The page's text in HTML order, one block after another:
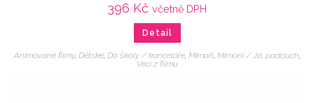
396 Kč včetně DPH
Detail
Animované filmy, Dětské, Do školy / kanceláře, Mimoň, Mimoni / Já, padouch,
Veci z filmu